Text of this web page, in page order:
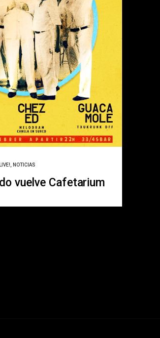
LIVE! NOTICIAS
vuelve Cafetarium